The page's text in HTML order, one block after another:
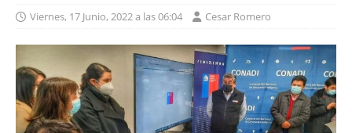
Viernes, 17 Junio, 2022 a las 06:04 Cesar Romero